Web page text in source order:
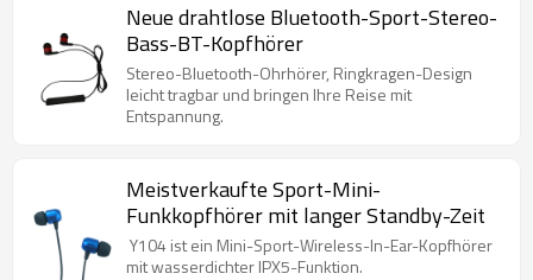
Neue drahtlose Bluetooth-Sport-Stereo-
Bass-BT-Kopfhörer
Stereo-Bluetooth-Ohrhörer, Ringkragen-Design
leicht tragbar und bringen Ihre Reise mit
Entspannung.
Meistverkaufte Sport-Mini-
Funkkopfhörer mit langer Standby-Zeit
Y104 ist ein Mini-Sport-Wireless-In-Ear-Kopfhörer
mit wasserdichter IPX5-Funktion.